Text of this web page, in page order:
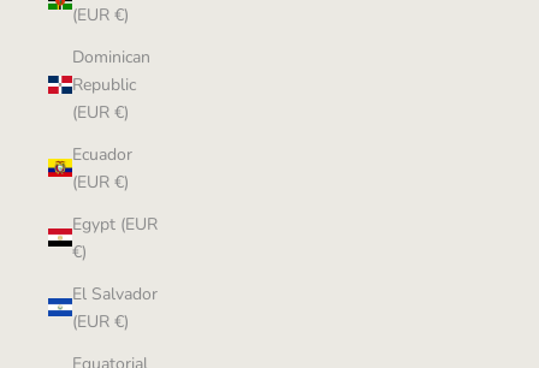
(EUR €)
Dominican
Republic
(EUR €)
Ecuador
(EUR €)
Egypt (EUR
€)
El Salvador
(EUR €)